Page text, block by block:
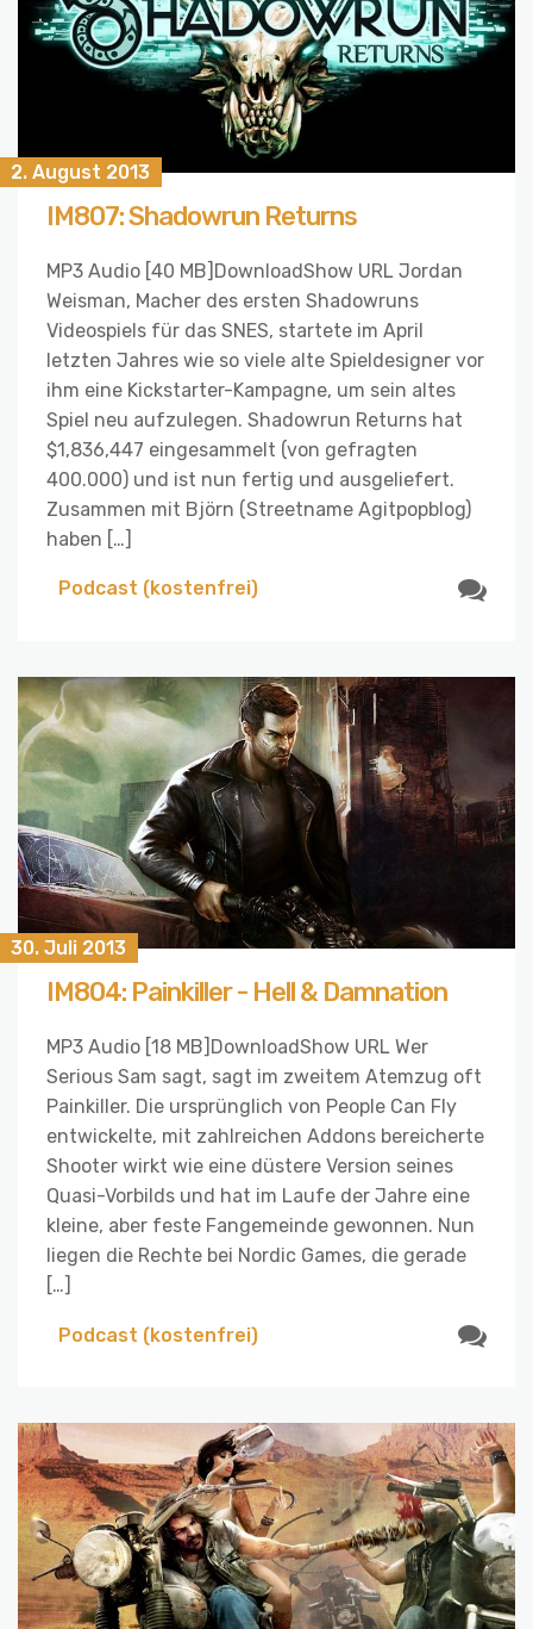
2. August 2013
IM807: Shadowrun Returns
MP3 Audio [40 MB]DownloadShow URL Jordan
Weisman, Macher des ersten Shadowruns
Videospiels für das SNES, startete im April
letzten Jahres wie so viele alte Spieldesigner vor
ihm eine Kickstarter-Kampagne, um sein altes
Spiel neu aufzulegen. Shadowrun Returns hat
$1,836,447 eingesammelt (von gefragten
400.000) und ist nun fertig und ausgeliefert.
Zusammen mit Björn (Streetname Agitpopblog)
haben […]
Podcast (kostenfrei)
30. Juli 2013
IM804: Painkiller - Hell & Damnation
MP3 Audio [18 MB]DownloadShow URL Wer
Serious Sam sagt, sagt im zweitem Atemzug oft
Painkiller. Die ursprünglich von People Can Fly
entwickelte, mit zahlreichen Addons bereicherte
Shooter wirkt wie eine düstere Version seines
Quasi-Vorbilds und hat im Laufe der Jahre eine
kleine, aber feste Fangemeinde gewonnen. Nun
liegen die Rechte bei Nordic Games, die gerade
[…]
Podcast (kostenfrei)